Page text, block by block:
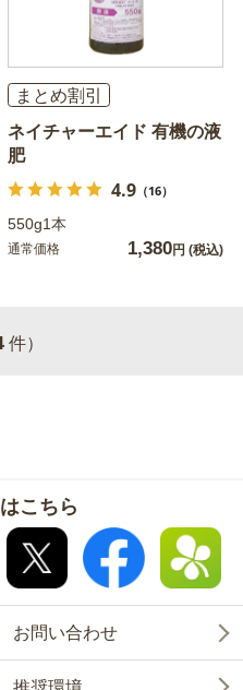
まとめ割引
ネイチャーエイド 有機の液
肥
4.9（16）
550g1本
通常価格 1,380円 (税込)
件）
こちら
お問い合わせ